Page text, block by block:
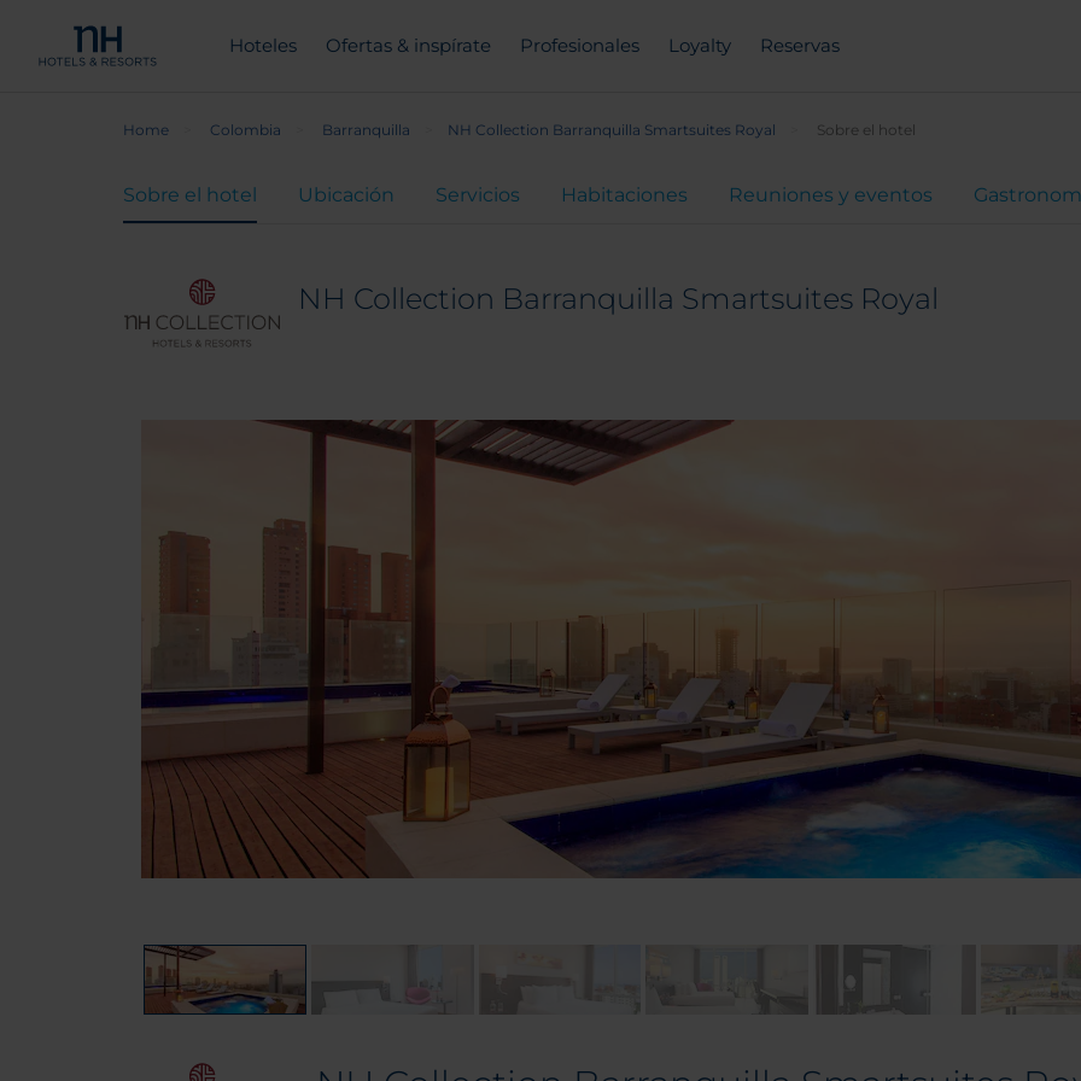
Hoteles Ofertas & inspírate Profesionales Loyalty Reservas
Home Colombia Barranquilla NH Collection Barranquilla Smartsuites Royal Sobre el hotel
Sobre el hotel Ubicación Servicios Habitaciones Reuniones y eventos
NH Collection Barranquilla Smartsuites Royal